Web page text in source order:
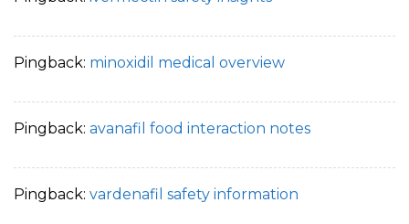
Pingback: minoxidil medical overview
Pingback: avanafil food interaction notes
Pingback: vardenafil safety information